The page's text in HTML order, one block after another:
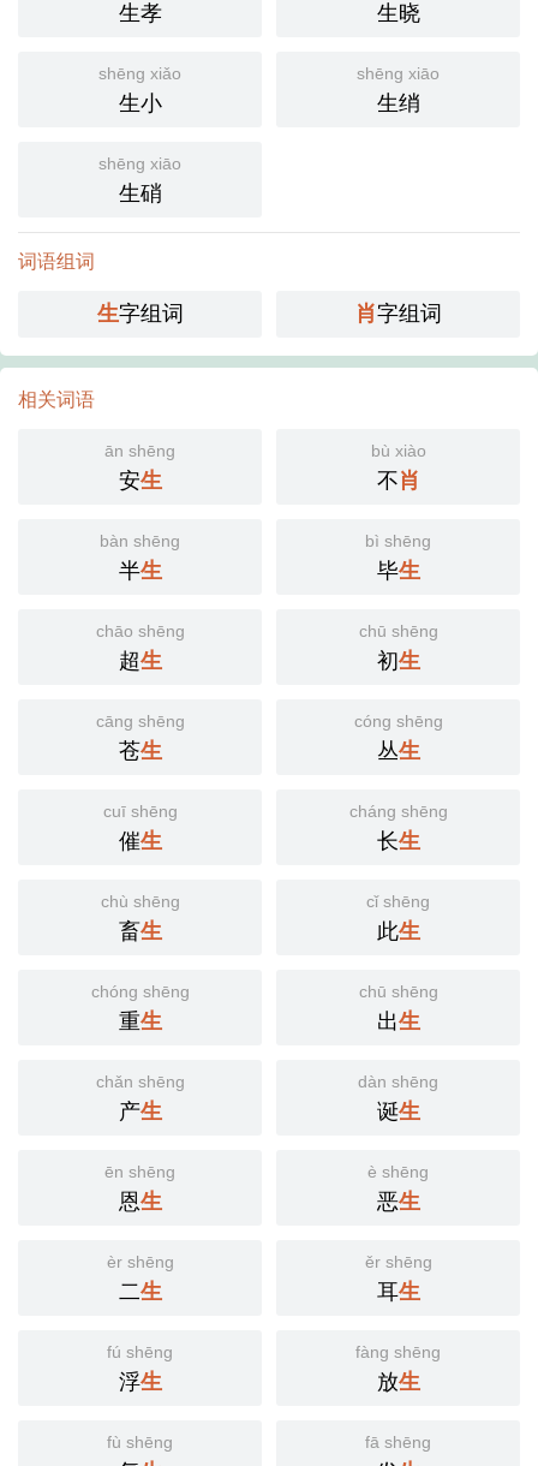
生孝 生晓
shēng xiǎo
生小
shēng xiāo
生绡
shēng xiāo
生硝
词语组词
生字组词 肖字组词
相关词语
ān shēng
安生
bù xiào
不肖
bàn shēng
半生
bì shēng
毕生
chāo shēng
超生
chū shēng
初生
cāng shēng
苍生
cóng shēng
丛生
cuī shēng
催生
cháng shēng
长生
chù shēng
畜生
cǐ shēng
此生
chóng shēng
重生
chū shēng
出生
chǎn shēng
产生
dàn shēng
诞生
ēn shēng
恩生
è shēng
恶生
èr shēng
二生
ěr shēng
耳生
fú shēng
浮生
fàng shēng
放生
fù shēng fā shēng